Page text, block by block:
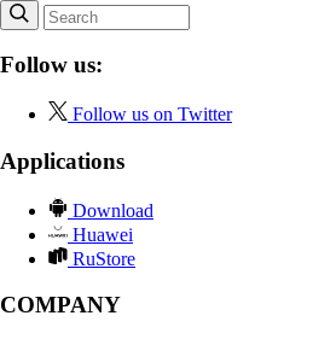
Follow us:
Follow us on Twitter
Applications
Download
Huawei
RuStore
COMPANY